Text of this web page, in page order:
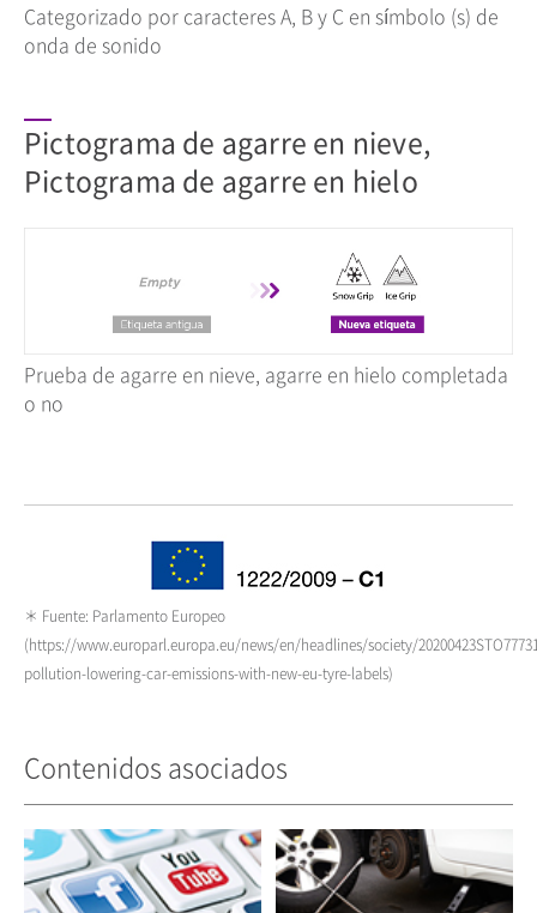
Categorizado por caracteres A, B y C en símbolo (s) de
onda de sonido
Pictograma de agarre en nieve,
Pictograma de agarre en hielo
Prueba de agarre en nieve, agarre en hielo completada
o no
＊ Fuente: Parlamento Europeo
(https://www.europarl.europa.eu/news/en/headlines/society/
pollution-lowering-car-emissions-with-new-eu-tyre-labels)
Contenidos asociados